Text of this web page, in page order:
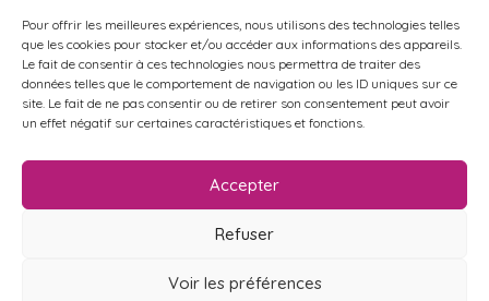
Pour offrir les meilleures expériences, nous utilisons des technologies telles
que les cookies pour stocker et/ou accéder aux informations des appareils.
Le fait de consentir à ces technologies nous permettra de traiter des
données telles que le comportement de navigation ou les ID uniques sur ce
site. Le fait de ne pas consentir ou de retirer son consentement peut avoir
un effet négatif sur certaines caractéristiques et fonctions.
Accepter
Refuser
Voir les préférences
HISTOIRE IMMIGRATION ISRAËL PALESTINE ITALIE
MACRON MARTIN MARXISME MIGRANT-ES
MUNICIPALES MÉLENCHON NUPES OBONO
OCCITANIE PORTUGAL RETRAITES RUSSIE
VIOLENCES SEXISTES ÉCOLOGIE
ÉCOSOCIALISME ÉLECTIONS